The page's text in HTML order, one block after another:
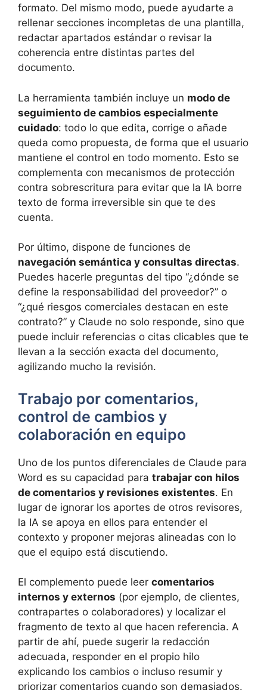
formato. Del mismo modo, puede ayudarte a
rellenar secciones incompletas de una plantilla,
redactar apartados estándar o revisar la
coherencia entre distintas partes del
documento.
La herramienta también incluye un modo de
seguimiento de cambios especialmente
cuidado: todo lo que edita, corrige o añade
queda como propuesta, de forma que el usuario
mantiene el control en todo momento. Esto se
complementa con mecanismos de protección
contra sobrescritura para evitar que la IA borre
texto de forma irreversible sin que te des
cuenta.
Por último, dispone de funciones de
navegación semántica y consultas directas.
Puedes hacerle preguntas del tipo “¿dónde se
define la responsabilidad del proveedor?” o
“¿qué riesgos comerciales destacan en este
contrato?” y Claude no solo responde, sino que
puede incluir referencias o citas clicables que te
llevan a la sección exacta del documento,
agilizando mucho la revisión.
Trabajo por comentarios,
control de cambios y
colaboración en equipo
Uno de los puntos diferenciales de Claude para
Word es su capacidad para trabajar con hilos
de comentarios y revisiones existentes. En
lugar de ignorar los aportes de otros revisores,
la IA se apoya en ellos para entender el
contexto y proponer mejoras alineadas con lo
que el equipo está discutiendo.
El complemento puede leer comentarios
internos y externos (por ejemplo, de clientes,
contrapartes o colaboradores) y localizar el
fragmento de texto al que hacen referencia. A
partir de ahí, puede sugerir la redacción
adecuada, responder en el propio hilo
explicando los cambios o incluso resumir y
priorizar comentarios cuando son demasiados.